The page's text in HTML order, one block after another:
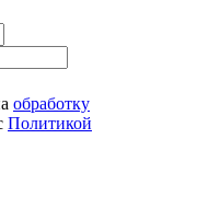
обработку
Политикой